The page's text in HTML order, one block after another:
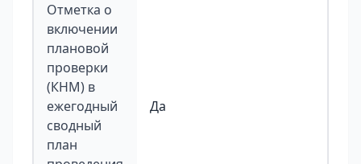
Отметка о
включении
плановой
проверки
(КНМ) в
ежегодный
сводный
план
Да